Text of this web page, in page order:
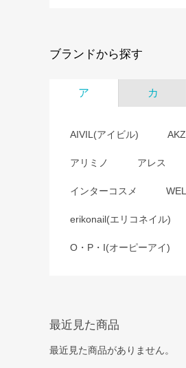
ブランドから探す
ア カ
AIVIL(アイビル)
アリミノ アレス
インターコスメ
erikonail(エリコネイル)
O・P・I(オーピーアイ)
最近見た商品
最近見た商品がありません。